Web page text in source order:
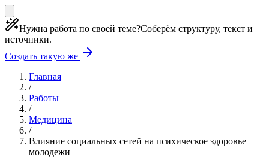
Нужна работа по своей теме?Соберём структуру, текст и
источники.
Создать такую же
Главная
/
Работы
/
Медицина
/
Влияние социальных сетей на психическое здоровье
молодежи